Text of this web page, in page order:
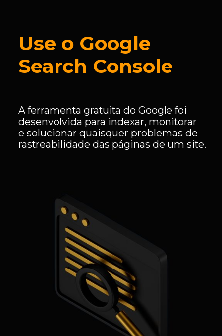
A ferramenta gratuita do Google foi
desenvolvida para indexar, monitorar
e solucionar quaisquer problemas de
rastreabilidade das páginas de um site.
Use o Google
Search Console